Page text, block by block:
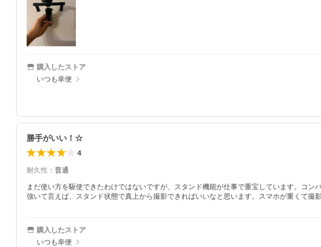
購入したストア
いつも幸便
勝手がいい！☆
4
耐久性 ： 普通
まだ使い方を駆使できたわけではないですが、スタンド機能が仕事で重宝しています。コン
強いて言えば、スタンド状態で真上から撮影できればいいなと思います。スマホが重くて
購入したストア
いつも幸便